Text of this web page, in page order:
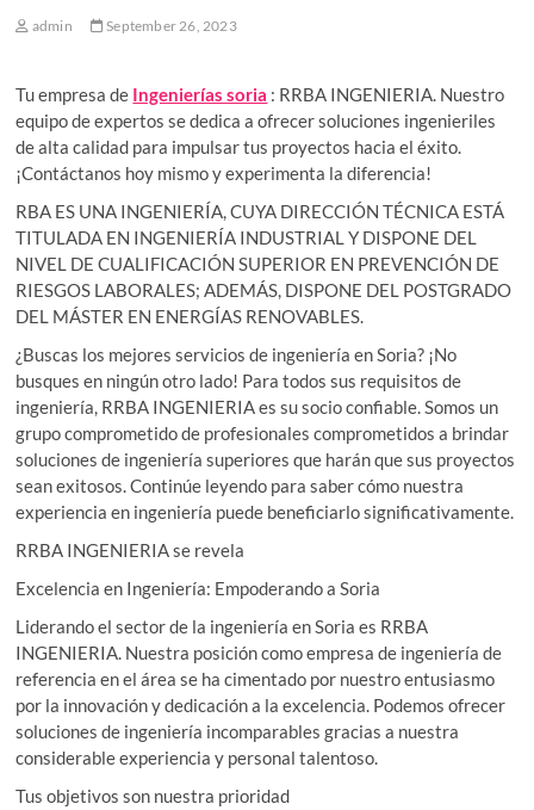
admin September 26, 2023
Tu empresa de Ingenierías soria : RRBA INGENIERIA. Nuestro
equipo de expertos se dedica a ofrecer soluciones ingenieriles
de alta calidad para impulsar tus proyectos hacia el éxito.
¡Contáctanos hoy mismo y experimenta la diferencia!
RBA ES UNA INGENIERÍA, CUYA DIRECCIÓN TÉCNICA ESTÁ
TITULADA EN INGENIERÍA INDUSTRIAL Y DISPONE DEL
NIVEL DE CUALIFICACIÓN SUPERIOR EN PREVENCIÓN DE
RIESGOS LABORALES; ADEMÁS, DISPONE DEL POSTGRADO
DEL MÁSTER EN ENERGÍAS RENOVABLES.
¿Buscas los mejores servicios de ingeniería en Soria? ¡No
busques en ningún otro lado! Para todos sus requisitos de
ingeniería, RRBA INGENIERIA es su socio confiable. Somos un
grupo comprometido de profesionales comprometidos a brindar
soluciones de ingeniería superiores que harán que sus proyectos
sean exitosos. Continúe leyendo para saber cómo nuestra
experiencia en ingeniería puede beneficiarlo significativamente.
RRBA INGENIERIA se revela
Excelencia en Ingeniería: Empoderando a Soria
Liderando el sector de la ingeniería en Soria es RRBA
INGENIERIA. Nuestra posición como empresa de ingeniería de
referencia en el área se ha cimentado por nuestro entusiasmo
por la innovación y dedicación a la excelencia. Podemos ofrecer
soluciones de ingeniería incomparables gracias a nuestra
considerable experiencia y personal talentoso.
Tus objetivos son nuestra prioridad